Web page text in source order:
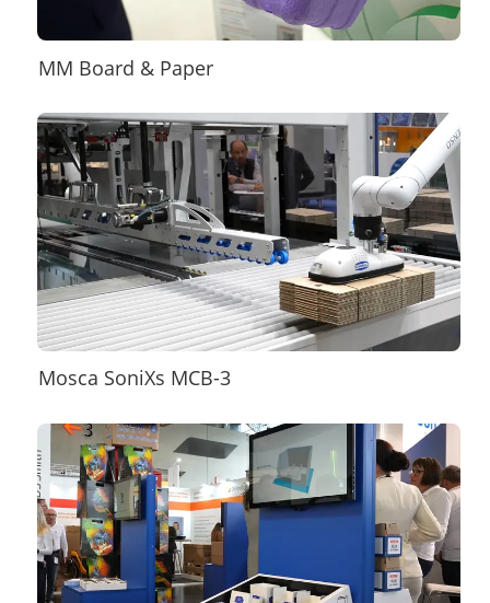
MM Board & Paper
Mosca SoniXs MCB-3